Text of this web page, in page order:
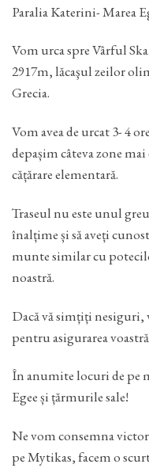
Paralia Katerini- Marea
Vom urca spre Vârful
2917m, lăcaşul zeilor
Grecia.
Vom avea de urcat 3- 4
depașim câteva zone
cățărare elementară.
Traseul nu este unul
înalțime și să aveți
munte similar cu
noastră.
Dacă vă simțiți
pentru asigurarea
În anumite locuri de pe
Egee și țărmurile sale!
Ne vom consemna
pe Mytikas, facem o